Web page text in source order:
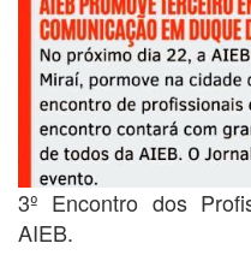
3º Encontro dos
AIEB.